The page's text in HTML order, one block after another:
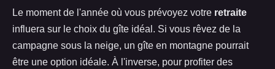
Le moment de l'année où vous prévoyez votre retraite
influera sur le choix du gîte idéal. Si vous rêvez de la
campagne sous la neige, un gîte en montagne pourrait
être une option idéale. À l'inverse, pour profiter des